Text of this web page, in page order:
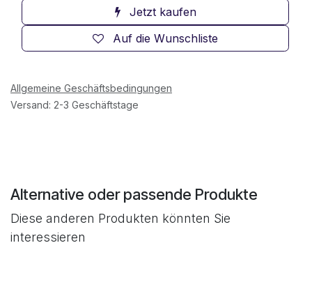
Jetzt kaufen
Auf die Wunschliste
Allgemeine Geschäftsbedingungen
Versand: 2-3 Geschäftstage
Alternative oder passende Produkte
Diese anderen Produkten könnten Sie
interessieren